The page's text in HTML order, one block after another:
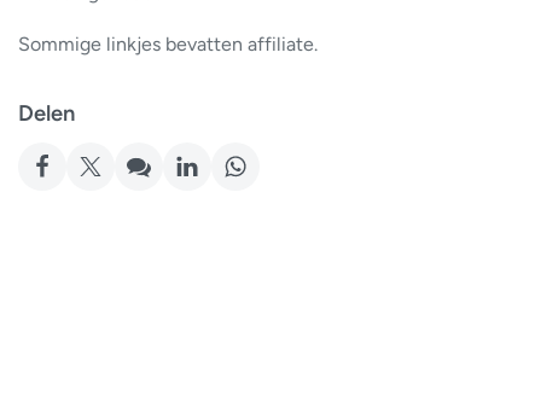
Sommige linkjes bevatten affiliate.
Delen